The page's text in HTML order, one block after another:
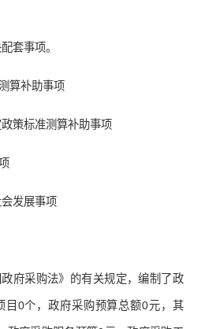
套事项。
算补助事项
策标准测算补助事项
发展事项
府采购法》的有关规定，编制了政
目0个，政府采购预算总额0元，其